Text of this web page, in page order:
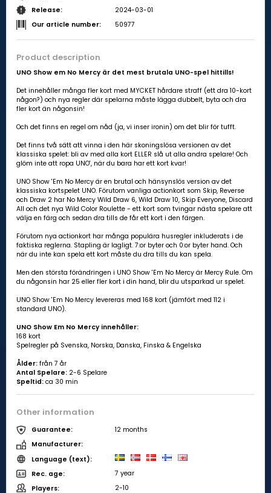
Release:
2024-03-01
Our article number:
50977
Product description
UNO Show em No Mercy är det mest brutala UNO-spel hittills!
Det innehåller många fler kort med MYCKET hårdare straff (ett dra 10-kort
någon?) och nya regler där spelarna måste lägga dubbelt, byta och dra
fler kort än någonsin!
Och det finns en regel om nåd (ja, vi inser ironin) om det blir för tufft.
Det finns två sätt att vinna i den här skoningslösa versionen av det
klassiska spelet: bli av med alla kort ELLER slå ut alla andra spelare! Och
glöm inte att ropa UNO', när du bara har ett kort kvar!
UNO Show 'Em No Mercy är en brutal och hänsynslös version av det
klassiska kortspelet UNO. Förutom vanliga actionkort som Skip, Reverse
och Draw 2 har No Mercy Wild Draw 6, Wild Draw 10, Skip Everyone, Discard
All och det nya Wild Color Roulette - ett kort som tvingar nästa spelare att
välja en färg och sedan dra tills de får ett kort i den färgen.
Förutom nya actionkort har många populära husregler inkluderats i de
faktiska reglerna. Stapling är lagligt. 7:or byter och 0:or byter hand. Och
när du inte kan spela ett kort måste du dra tills du kan spela.
Men den största förändringen i UNO Show 'Em No Mercy är Mercy Rule. Om
du någonsin har 25 eller fler kort i din hand, blir du utsparkad ur spelet.
UNO Show 'Em No Mercy levereras med 168 kort (jämfört med 112 i
standard UNO).
UNO Show Em No Mercy innehåller:
168 kort
Spelregler på Svenska, Norska, Danska, Finska & Engelska
Ålder: från 7 år
Antal Spelare: 2-6 Spelare
Speltid:ca 30 min
Other information
Guarantee:
12 months
Manufacturer:
Language (text):
Rec. age:
7 year
Players:
2-10